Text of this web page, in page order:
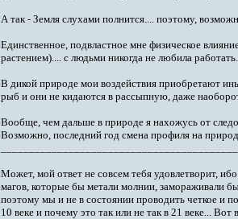
А так - Земля слухами полнится.... поэтому,
Единственное, подвластное мне физическое
растением).... с людьми никогда не любила
В дикой природе мои воздействия приобретают
рыб и они не кидаются в рассыпную, даже
Вообще, чем дальше в природе я нахожусь от
Возможно, последний год смена профиля на
Может, мой ответ не совсем тебя удовлетворит,
магов, которые бы метали молнии, замораживали
поэтому мы и не в состоянии проводить четкое и
10 веке и почему это так или не так в 21 веке...